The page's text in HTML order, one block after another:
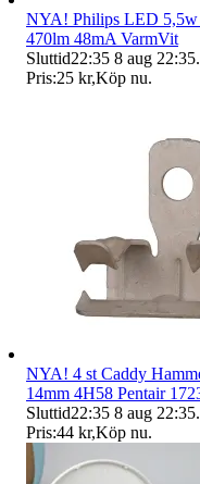
NYA! Philips LED 5,5w
470lm 48mA VarmVit
Sluttid22:35 8 aug 22:35.
Pris:25 kr,Köp nu.
NYA! 4 st Caddy
14mm 4H58 Pentair
Sluttid22:35 8 aug 22:35.
Pris:44 kr,Köp nu.